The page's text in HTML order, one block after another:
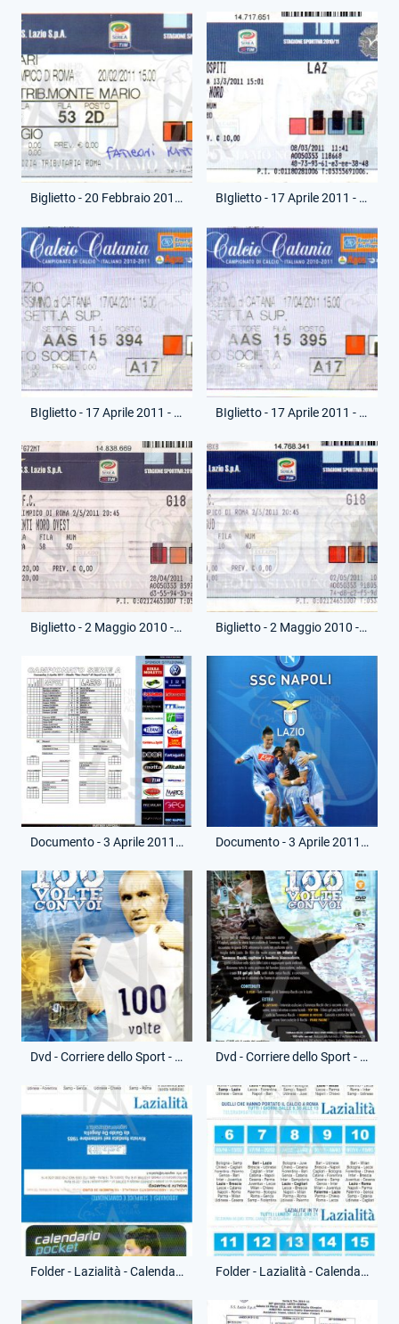
Biglietto - 20 Febbraio 2011 - Campionato Serie A - Lazio-Bari BIglietto - 17 Aprile 2011 - Campionato Serie A - Catania-Lazio
BIglietto - 17 Aprile 2011 - Campionato Serie A - Catania-Lazio BIglietto - 17 Aprile 2011 - Campionato Serie A - Catania-Lazio
Biglietto - 2 Maggio 2010 - Campionato Serie A - Lazio-Juventus Biglietto - 2 Maggio 2010 - Campionato Serie A - Lazio-Juventus
Documento - 3 Aprile 2011 - Match Program - Partita Napoli-Lazio Documento - 3 Aprile 2011 - Cartellina Stampa - Campionato Serie A - Napoli-Lazio
Dvd - Corriere dello Sport - Tommaso Rocchi - 100 Volte con voi - (Fronte) Dvd - Corriere dello Sport - Tommaso Rocchi - 100 Volte con voi - (Retro)
Folder - Lazialità - Calendario Pocket - (Fronte) Folder - Lazialità - Calendario Pocket - (Retro)